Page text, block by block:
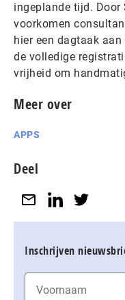
ingeplande tijd. Door
voorkomen
hier een dagtaak
de volledige
vrijheid om
Meer over
APPS
Deel
Inschrijven